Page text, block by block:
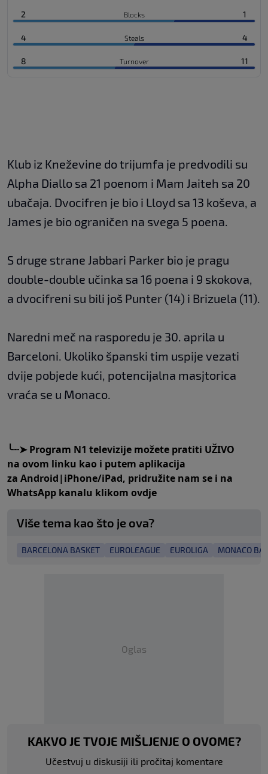
2 Blocks 1
4 Steals 4
8 Turnover 11
Klub iz Kneževine do trijumfa je predvodili su
Alpha Diallo sa 21 poenom i Mam Jaiteh sa 20
ubačaja. Dvocifren je bio i Lloyd sa 13 koševa, a
James je bio ograničen na svega 5 poena.
S druge strane Jabbari Parker bio je pragu
double-double učinka sa 16 poena i 9 skokova,
a dvocifreni su bili još Punter (14) i Brizuela (11).
Naredni meč na rasporedu je 30. aprila u
Barceloni. Ukoliko španski tim uspije vezati
dvije pobjede kući, potencijalna masjtorica
vraća se u Monaco.
╰┈➤Program N1 televizije možete pratiti UŽIVO
na ovom linku kao i putem aplikacija
za Android|iPhone/iPad, pridružite nam se i na
WhatsApp kanalu klikom ovdje
Više tema kao što je ova?
BARCELONA BASKET EUROLEAGUE EUROLIGA MONACO
Oglas
KAKVO JE TVOJE MIŠLJENJE O OVOME?
Učestvuj u diskusiji ili pročitaj komentare